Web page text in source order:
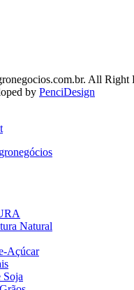
All Right
by PenciDesign
Natural
Açúcar